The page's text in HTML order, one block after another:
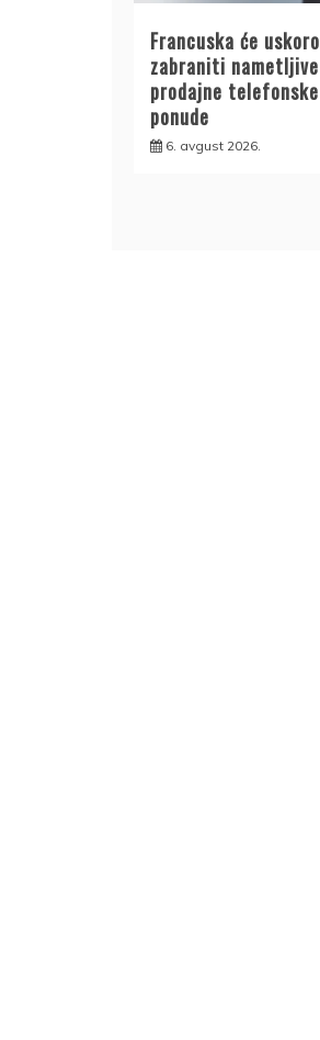
Francuska će uskoro
zabraniti nametljive
prodajne telefonske
ponude
6. avgust 2026.